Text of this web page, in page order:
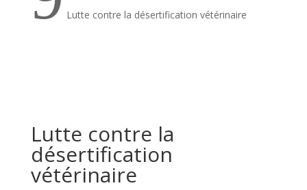
Lutte contre la désertification vétérinaire
Lutte contre la
désertification
vétérinaire